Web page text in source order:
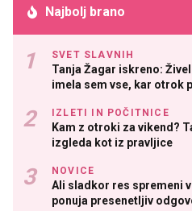
Najbolj brano
SVET SLAVNIH
Tanja Žagar iskreno:
imela sem vse, kar otrok
IZLETI IN POČITNICE
Kam z otroki za vikend?
izgleda kot iz pravljice
NOVICE
Ali sladkor res spremeni
ponuja presenetljiv